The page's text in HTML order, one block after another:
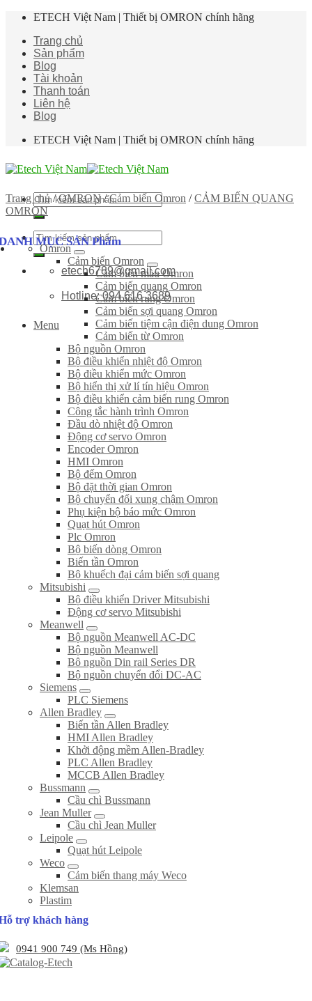
Skip
content
ETECH Việt Nam | Thiết bị OMRON chính hãng
Trang chủ
Sản phẩm
Blog
Tài khoản
Thanh toán
Liên hệ
Blog
ETECH Việt Nam | Thiết bị OMRON chính hãng
Tìm
kiếm:
Tìm
kiếm:
etech6789@gmail.com
Hotline: 094 616 3689
Menu
Trang chủ / OMRON / Cảm biến Omron / CẢM BIẾN QUANG
OMRON
MỤC SẢN Phẩm
Omron
Cảm biến Omron
Cảm biến màu Omron
Cảm biến quang Omron
Cảm biến rung Omron
Cảm biến sợi quang Omron
Cảm biến tiệm cận điện dung Omron
Cảm biến từ Omron
Bộ nguồn Omron
Bộ điều khiển nhiệt độ Omron
Bộ điều khiển mức Omron
Bộ hiển thị xử lí tín hiệu Omron
Bộ điều khiển cảm biến rung Omron
Công tắc hành trình Omron
Đầu dò nhiệt độ Omron
Động cơ servo Omron
Encoder Omron
HMI Omron
Bộ đếm Omron
Bộ đặt thời gian Omron
Bộ chuyển đổi xung chậm Omron
Phụ kiện bộ báo mức Omron
Quạt hút Omron
Plc Omron
Bộ biến dòng Omron
Biến tần Omron
Bộ khuếch đại cảm biến sợi quang
Mitsubishi
Bộ điều khiển Driver Mitsubishi
Động cơ servo Mitsubishi
Meanwell
Bộ nguồn Meanwell AC-DC
Bộ nguồn Meanwell
Bô nguồn Din rail Series DR
Bộ nguồn chuyển đổi DC-AC
Siemens
PLC Siemens
Allen Bradley
Biến tần Allen Bradley
HMI Allen Bradley
Khởi động mềm Allen-Bradley
PLC Allen Bradley
MCCB Allen Bradley
Bussmann
Cầu chì Bussmann
Jean Muller
Cầu chì Jean Muller
Leipole
Quạt hút Leipole
Weco
Cảm biến thang máy Weco
Klemsan
Plastim
trợ khách hàng
0941 900 749 (Ms Hồng)